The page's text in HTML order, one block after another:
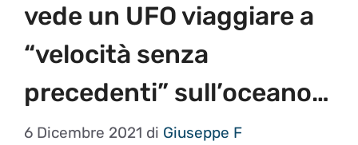
vede un UFO viaggiare a
“velocità senza
precedenti” sull’oceano…
6 Dicembre 2021 di Giuseppe F